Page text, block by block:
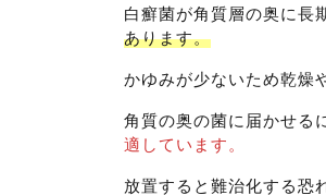
白癬菌が角質層の奥に長
あります。
かゆみが少ないため乾燥
角質の奥の菌に届かせる
適しています。
放置すると難治化する恐